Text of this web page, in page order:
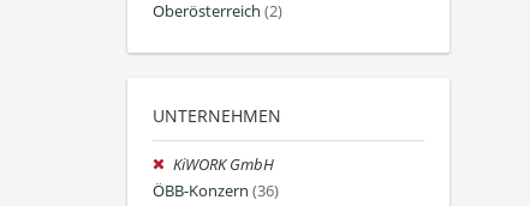
Oberösterreich (2)
UNTERNEHMEN
KiWORK GmbH
ÖBB-Konzern (36)